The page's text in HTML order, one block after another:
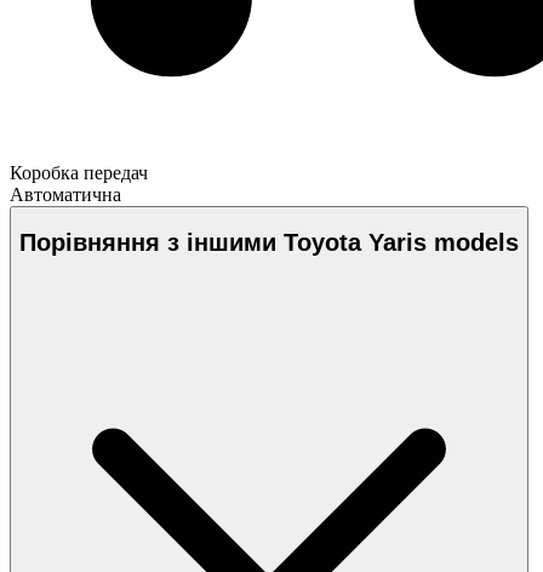
Коробка передач
Автоматична
Порівняння з іншими Toyota Yaris models